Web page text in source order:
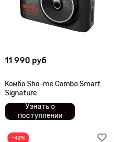
11 990 руб
Комбо Sho-me Combo Smart
Signature
Узнать о
поступлении
−42%